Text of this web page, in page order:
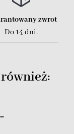
zwrot
Do 14 dni.